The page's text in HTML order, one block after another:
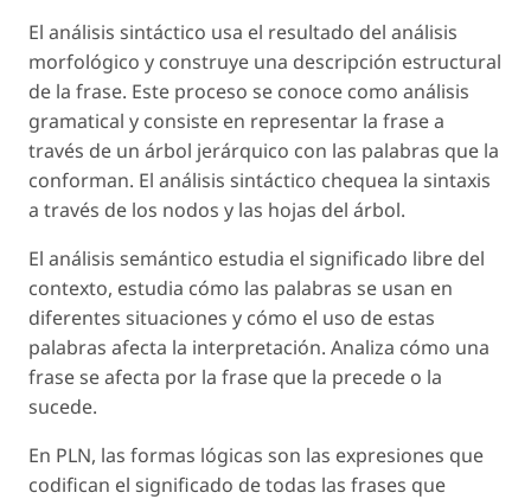
El análisis sintáctico usa el resultado del análisis
morfológico y construye una descripción estructural
de la frase. Este proceso se conoce como análisis
gramatical y consiste en representar la frase a
través de un árbol jerárquico con las palabras que la
conforman. El análisis sintáctico chequea la sintaxis
a través de los nodos y las hojas del árbol.
El análisis semántico estudia el significado libre del
contexto, estudia cómo las palabras se usan en
diferentes situaciones y cómo el uso de estas
palabras afecta la interpretación. Analiza cómo una
frase se afecta por la frase que la precede o la
sucede.
En PLN, las formas lógicas son las expresiones que
codifican el significado de todas las frases que